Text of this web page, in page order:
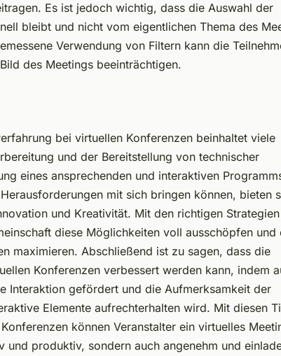
Es ist jedoch wichtig, dass die Auswahl der
bleibt und nicht vom eigentlichen Thema des
Verwendung von Filtern kann die
des Meetings beeinträchtigen.
bei virtuellen Konferenzen beinhaltet viele
und der Bereitstellung von technischer
eines ansprechenden und interaktiven
mit sich bringen können, bieten
und Kreativität. Mit den richtigen
diese Möglichkeiten voll ausschöpfen und
maximieren. Abschließend ist zu sagen, dass die
Konferenzen verbessert werden kann, indem
Interaktion gefördert und die Aufmerksamkeit der
Elemente aufrechterhalten wird. Mit diesen
können Veranstalter ein virtuelles
und produktiv, sondern auch angenehm und